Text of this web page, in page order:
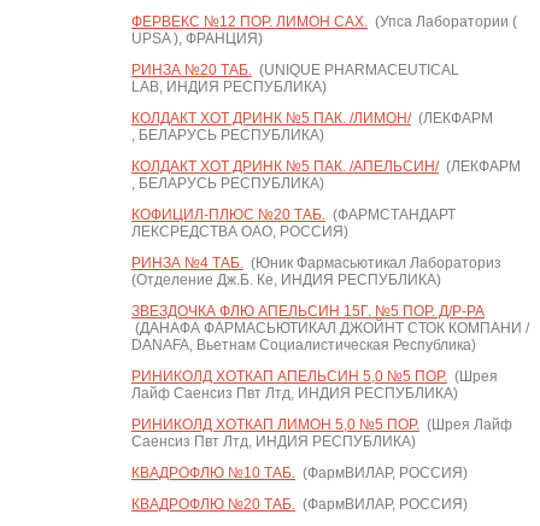
ФЕРВЕКС №12 ПОР. ЛИМОН САХ.(Упса Лаборатории (
UPSA ), ФРАНЦИЯ)
РИНЗА №20 ТАБ.(UNIQUE PHARMACEUTICAL
LAB, ИНДИЯ РЕСПУБЛИКА)
КОЛДАКТ ХОТ ДРИНК №5 ПАК. /ЛИМОН/(ЛЕКФАРМ
, БЕЛАРУСЬ РЕСПУБЛИКА)
КОЛДАКТ ХОТ ДРИНК №5 ПАК. /АПЕЛЬСИН/(ЛЕКФАРМ
, БЕЛАРУСЬ РЕСПУБЛИКА)
КОФИЦИЛ-ПЛЮС №20 ТАБ.(ФАРМСТАНДАРТ
ЛЕКСРЕДСТВА ОАО, РОССИЯ)
РИНЗА №4 ТАБ.(Юник Фармасьютикал Лабораториз
(Отделение Дж.Б. Ке, ИНДИЯ РЕСПУБЛИКА)
ЗВЕЗДОЧКА ФЛЮ АПЕЛЬСИН 15Г. №5 ПОР. Д/Р-РА
(ДАНАФА ФАРМАСЬЮТИКАЛ ДЖОЙНТ СТОК КОМПАНИ /
DANAFA, Вьетнам Социалистическая Республика)
РИНИКОЛД ХОТКАП АПЕЛЬСИН 5,0 №5 ПОР.(Шрея
Лайф Саенсиз Пвт Лтд, ИНДИЯ РЕСПУБЛИКА)
РИНИКОЛД ХОТКАП ЛИМОН 5,0 №5 ПОР.(Шрея Лайф
Саенсиз Пвт Лтд, ИНДИЯ РЕСПУБЛИКА)
КВАДРОФЛЮ №10 ТАБ.(ФармВИЛАР, РОССИЯ)
КВАДРОФЛЮ №20 ТАБ.(ФармВИЛАР, РОССИЯ)